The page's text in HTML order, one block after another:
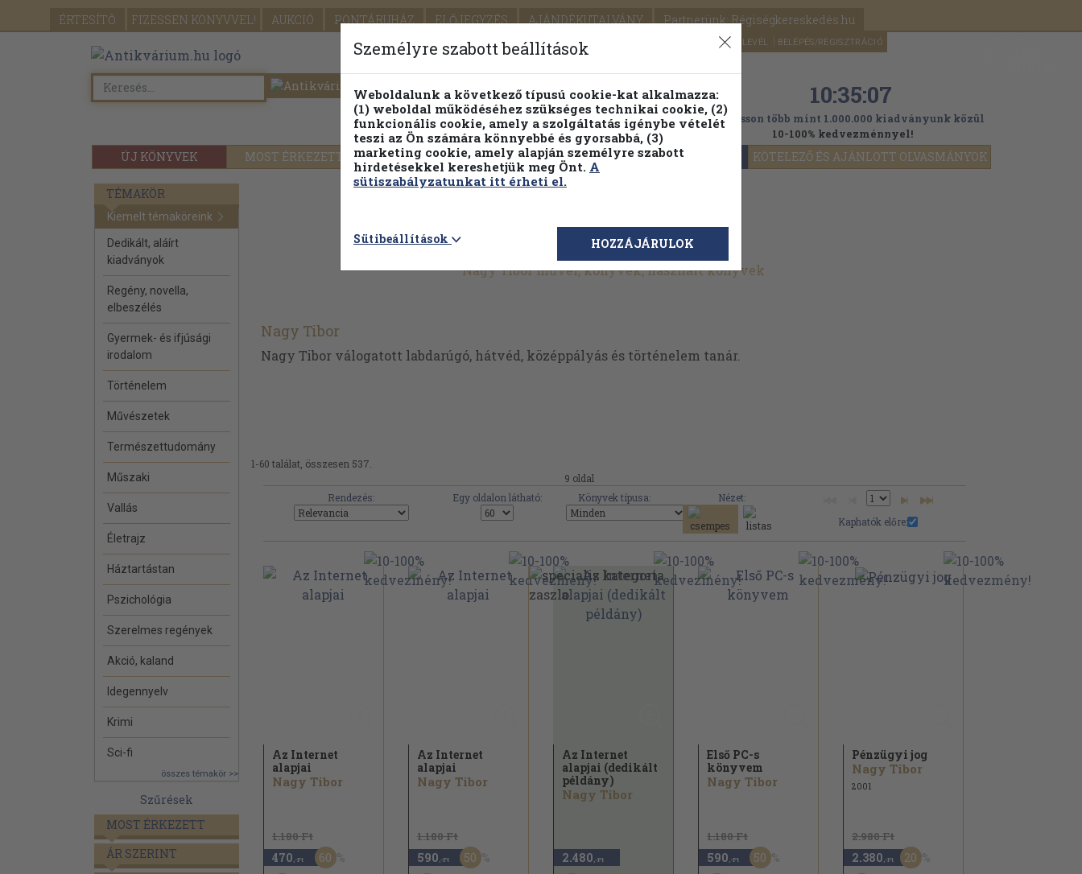
ÉRTESÍTŐ FIZESSEN KÖNYVVEL! AUKCIÓ PONTÁRUHÁZ ELŐJEGYZÉS AJÁNDÉKUTALVÁNY Partnerünk: Régiségkereskedés.hu
SEGÍTSÉG HÍRLEVÉL BELÉPÉS/REGISZTRÁCIÓ
ÚJ KÖNYVEK MOST ÉRKEZETT PILLANATNYI ÁRAINK FENNTARTHATÓ OLVASMÁNYOK KÖTELEZŐ ÉS AJÁNLOTT OLVASMÁNYOK
Részletes kereső Témaköri fa 10:35:05
Válogasson több mint 1.000.000 kiadványunk közül
10-100% kedvezménnyel!
TÉMAKÖR
Kiemelt témaköreink
Dedikált, aláírt
kiadványok
Regény, novella,
elbeszélés
Gyermek- és ifjúsági
irodalom
Történelem
Művészetek
Természettudomány
Műszaki
Vallás
Életrajz
Háztartástan
Pszichológia
Szerelmes regények
Akció, kaland
Idegennyelv
Krimi
Sci-fi
összes témakör >>
Szűrések
MOST ÉRKEZETT
ÁR SZERINT
Nagy Tibor művei, könyvek, használt könyvek
Nagy Tibor
Nagy Tibor válogatott labdarúgó, hátvéd, középpályás és történelem tanár.
1-60 találat, összesen 537.
9 oldal
Rendezés:
Egy oldalon látható: Könyvek típusa:
Nézet:
Kaphatók előre:
Az Internet
alapjai
Nagy Tibor
1.180 Ft
470 ,-Ft 60
Az Internet
alapjai
Nagy Tibor
1.180 Ft
590 ,-Ft 50
Az Internet
alapjai (dedikált
példány)
Nagy Tibor
2.480 ,-Ft
Első PC-s
könyvem
Nagy Tibor
1.180 Ft
590 ,-Ft 50
Pénzügyi jog
Nagy Tibor
2001
2.980 Ft
2.380 ,-Ft 20
Személyre szabott beállítások
Weboldalunk a következő típusú cookie-kat alkalmazza:
(1) weboldal működéséhez szükséges technikai cookie, (2)
funkcionális cookie, amely a szolgáltatás igénybe vételét
teszi az Ön számára könnyebbé és gyorsabbá, (3)
marketing cookie, amely alapján személyre szabott
hirdetésekkel kereshetjük meg Önt. A
sütiszabályzatunkat itt érheti el.
Sütibeállítások HOZZÁJÁRULOK